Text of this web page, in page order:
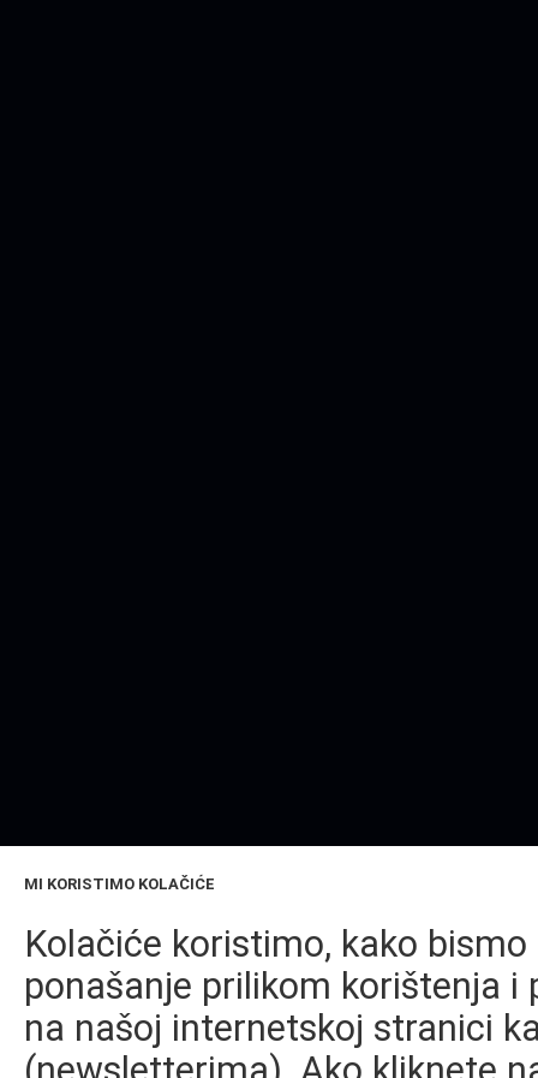
MI KORISTIMO KOLAČIĆE
Kolačiće koristimo, kako
ponašanje prilikom korištenja
na našoj internetskoj stranici